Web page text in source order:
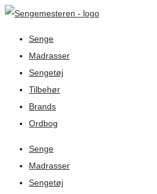
Senge
Madrasser
Sengetøj
Tilbehør
Brands
Ordbog
Senge
Madrasser
Sengetøj